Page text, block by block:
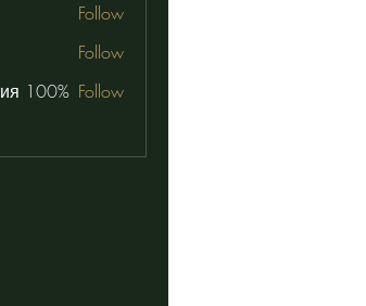
Follow
Follow
100% Follow